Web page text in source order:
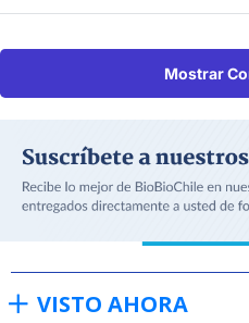
Mostrar
VISTO AHORA